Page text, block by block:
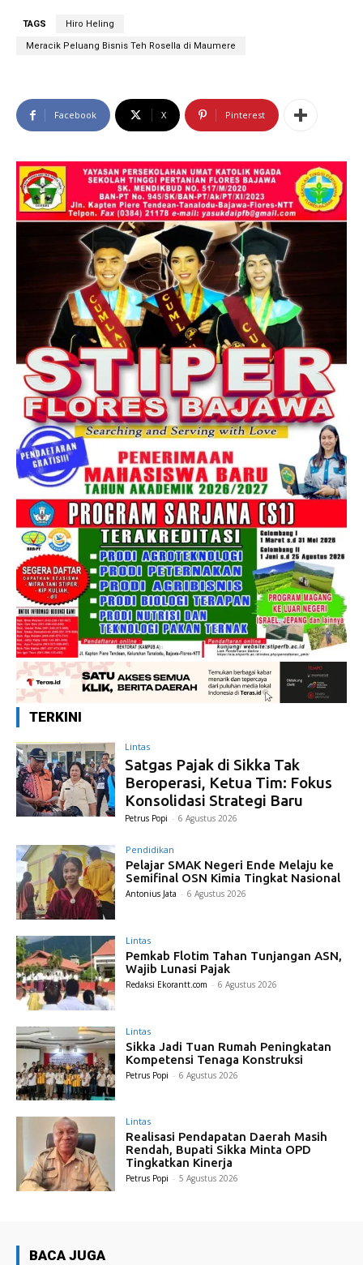
TAGS Hiro Heling
Meracik Peluang Bisnis Teh Rosella di Maumere
Facebook X Pinterest
TERKINI
Lintas
Satgas Pajak di Sikka Tak
Beroperasi, Ketua Tim: Fokus
Konsolidasi Strategi Baru
Petrus Popi - 6 Agustus 2026
Pendidikan
Pelajar SMAK Negeri Ende Melaju ke
Semifinal OSN Kimia Tingkat Nasional
Antonius Jata - 6 Agustus 2026
Lintas
Pemkab Flotim Tahan Tunjangan ASN,
Wajib Lunasi Pajak
Redaksi Ekorantt.com - 6 Agustus 2026
Lintas
Sikka Jadi Tuan Rumah Peningkatan
Kompetensi Tenaga Konstruksi
Petrus Popi - 6 Agustus 2026
Lintas
Realisasi Pendapatan Daerah Masih
Rendah, Bupati Sikka Minta OPD
Tingkatkan Kinerja
Petrus Popi - 5 Agustus 2026
BACA JUGA